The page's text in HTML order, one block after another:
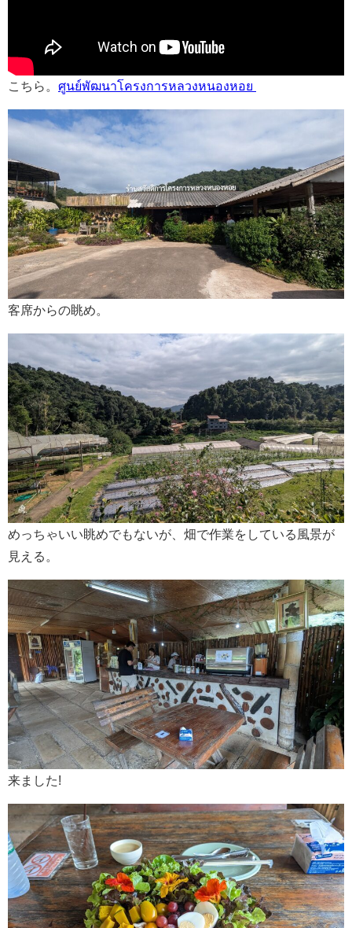
こちら。 ศูนย์พัฒนาโครงการหลวงหนองหอย
客席からの眺め。
めっちゃいい眺めでもないが、畑で作業をしている風景が
見える。
来ました!